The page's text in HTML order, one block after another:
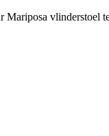
vlinderstoel